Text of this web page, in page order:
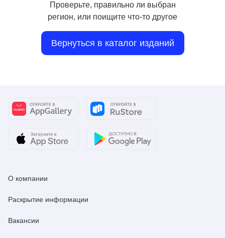
Проверьте, правильно ли выбран
регион, или поищите что-то другое
Вернуться в каталог изданий
О компании
Раскрытие информации
Вакансии